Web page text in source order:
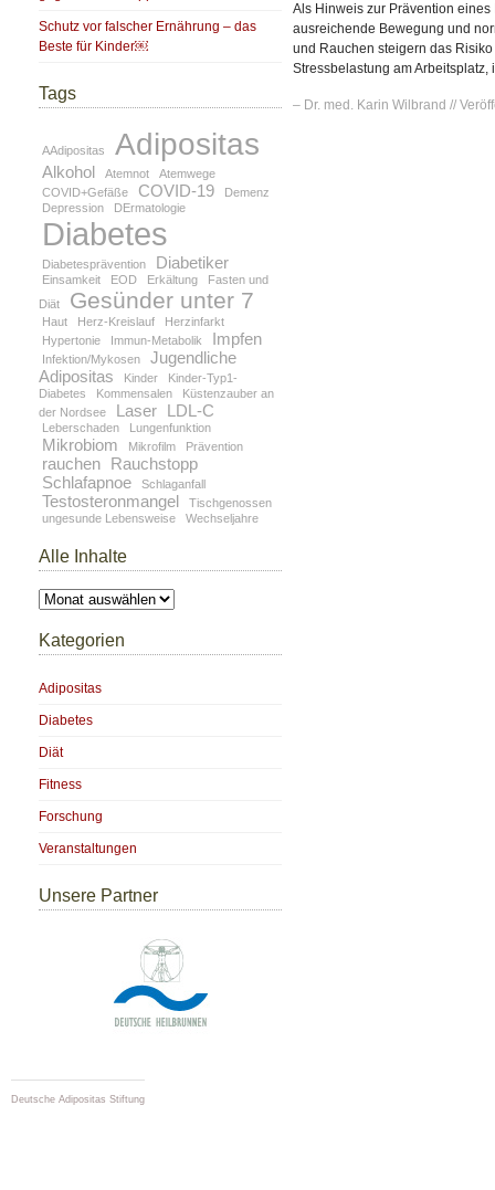
Schutz vor falscher Ernährung – das
Beste für Kinder￼
Tags
AAdipositas Adipositas
Alkohol Atemnot
Atemwege
COVID+Gefäße
COVID-19
Demenz
Depression
DErmatologie
Diabetes
Diabetesprävention Diabetiker
Einsamkeit EOD Erkältung
Fasten und
Diät
Gesünder unter 7
Haut Herz-Kreislauf
Herzinfarkt
Hypertonie
Immun-Metabolik Impfen
Infektion/Mykosen
Jugendliche
Adipositas
Kinder
Kinder-Typ1-
Diabetes
Kommensalen
Küstenzauber an
der Nordsee
Laser LDL-C
Leberschaden Lungenfunktion
Mikrobiom Mikrofilm Prävention
rauchen Rauchstopp
Schlafapnoe
Schlaganfall
Testosteronmangel
Tischgenossen
ungesunde Lebensweise
Wechseljahre
Alle Inhalte
Alle
Inhalte
Kategorien
Adipositas
Diabetes
Diät
Fitness
Forschung
Veranstaltungen
Unsere Partner
Als Hinweis zur Prävention
ausreichende Bewegung und
und Rauchen steigern das
Stressbelastung am
– Dr. med. Karin Wilbrand //
Deutsche Adipositas Stiftung